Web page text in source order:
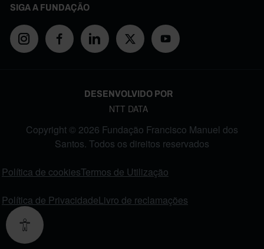
SIGA A FUNDAÇÃO
DESENVOLVIDO POR
NTT DATA
Copyright © 2026 Fundação Francisco Manuel dos
Santos. Todos os direitos reservados
Política de cookiesTermos de Utilização
Política de PrivacidadeLivro de reclamações